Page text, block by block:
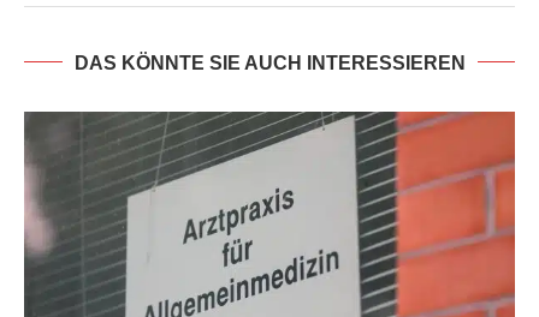
DAS KÖNNTE SIE AUCH INTERESSIEREN